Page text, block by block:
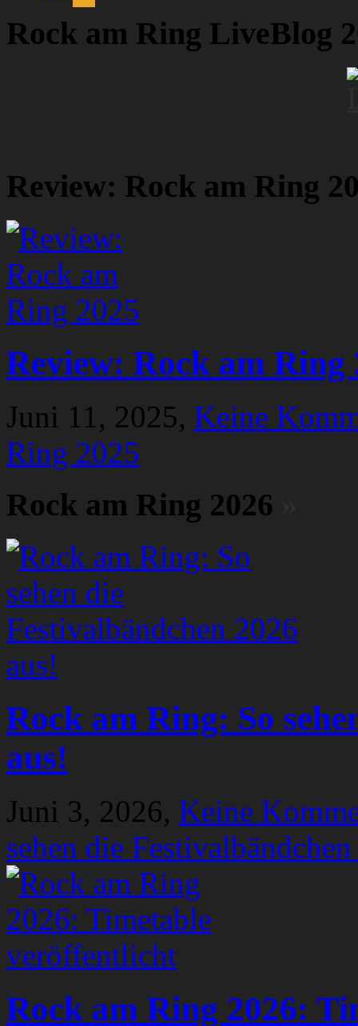
Rock am Ring LiveBlog
Review: Rock am Ring
Review: Rock am Ring
Juni 11, 2025, Keine
Ring 2025
Rock am Ring 2026
Rock am Ring: So
aus!
Juni 3, 2026, Keine
sehen die
Rock am Ring 2026: